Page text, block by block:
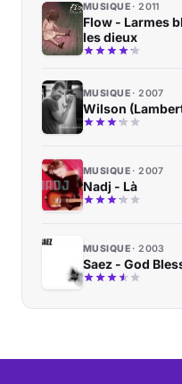
MUSIQUE 2011
Flow - Larmes
les dieux
MUSIQUE 2007
Wilson
MUSIQUE 2007
Nadj - Là
MUSIQUE 2003
Saez - God